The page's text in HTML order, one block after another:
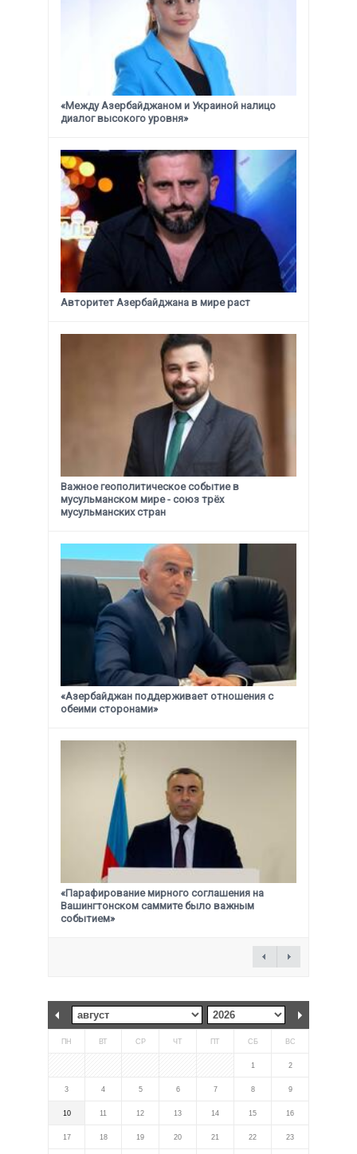
«Между Азербайджаном и Украиной налицо
диалог высокого уровня»
Авторитет Азербайджана в мире раст
Важное геополитическое событие в
мусульманском мире - союз трёх
мусульманских стран
«Азербайджан поддерживает отношения с
обеими сторонами»
«Парафирование мирного соглашения на
Вашингтонском саммите было важным
событием»
ПН ВТ СР ЧТ ПТ СБ ВС
1 2
3 4 5 6 7 8 9
10 11 12 13 14 15 16
17 18 19 20 21 22 23